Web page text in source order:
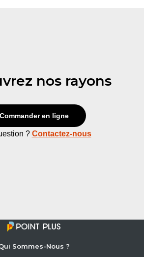
nos rayons
Commander en ligne
? Contactez-nous
Sommes-Nous ?